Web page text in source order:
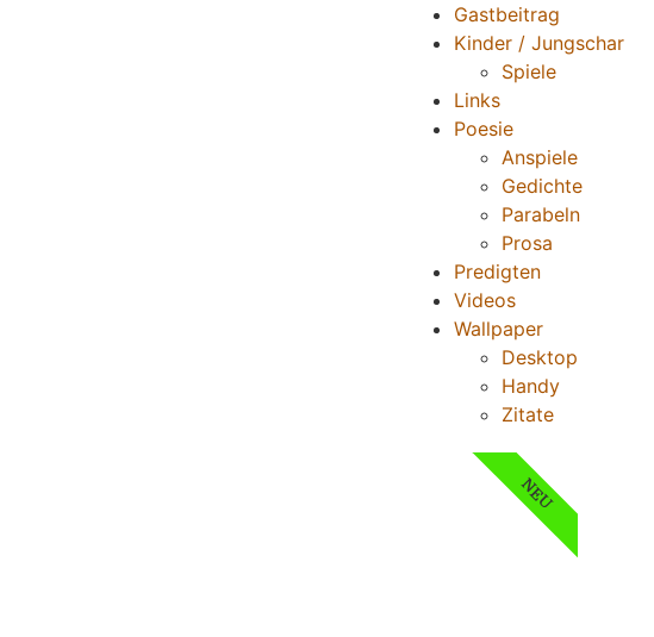
Gastbeitrag
Kinder / Jungschar
Spiele
Links
Poesie
Anspiele
Gedichte
Parabeln
Prosa
Predigten
Videos
Wallpaper
Desktop
Handy
Zitate
NEU